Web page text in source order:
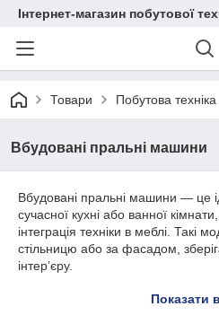
Інтернет-магазин побутової
Товари Побутова техніка
Вбудовані пральні машини
Вбудовані пральні машини — це
сучасної кухні або ванної
інтеграція техніки в меблі. Такі
стільницю або за фасадом,
інтер’єру.
брендів Bosch, Siemens, Miele,
Показати